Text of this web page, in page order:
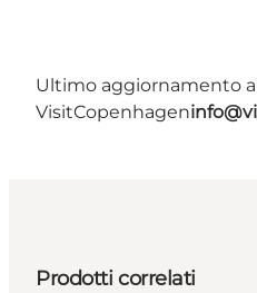
Ultimo aggiornamento a
VisitCopenhagen
Prodotti correlati